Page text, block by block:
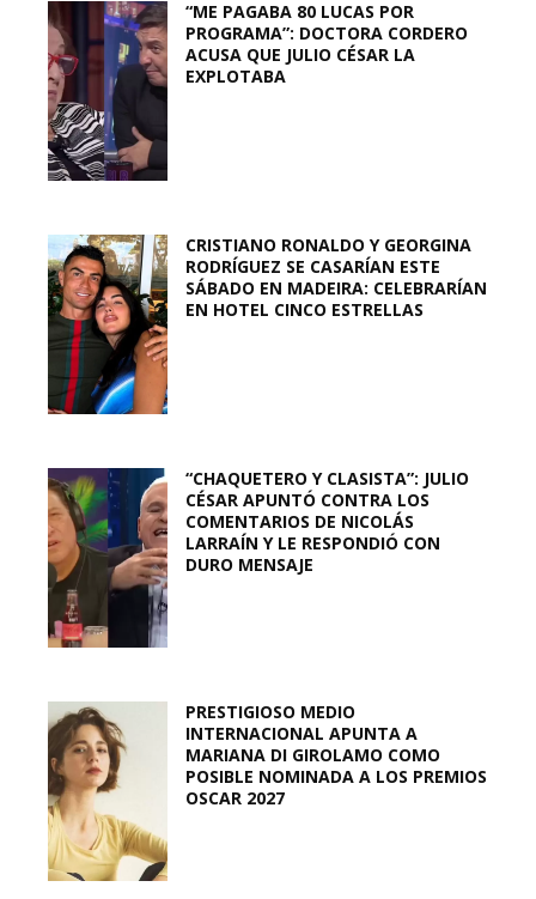
“ME PAGABA 80 LUCAS POR
PROGRAMA”: DOCTORA CORDERO
ACUSA QUE JULIO CÉSAR LA
EXPLOTABA
CRISTIANO RONALDO Y GEORGINA
RODRÍGUEZ SE CASARÍAN ESTE
SÁBADO EN MADEIRA: CELEBRARÍAN
EN HOTEL CINCO ESTRELLAS
“CHAQUETERO Y CLASISTA”: JULIO
CÉSAR APUNTÓ CONTRA LOS
COMENTARIOS DE NICOLÁS
LARRAÍN Y LE RESPONDIÓ CON
DURO MENSAJE
PRESTIGIOSO MEDIO
INTERNACIONAL APUNTA A
MARIANA DI GIROLAMO COMO
POSIBLE NOMINADA A LOS PREMIOS
OSCAR 2027